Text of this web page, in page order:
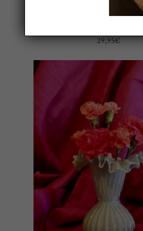
29,95€
AÑADIR AL CARRITO